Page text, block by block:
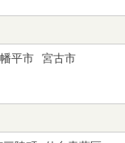
平市
宮古市